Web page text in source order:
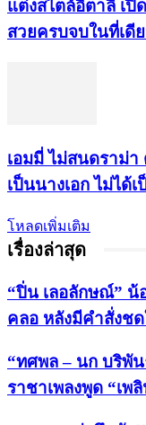
แต่งสไตล์อิตาลี เปิ
สวยครบจบในที่เดี
เอมมี่ ไม่สนดราม่
เป็นนางเอก ไม่ได้
โหลดเพิ่มเติม
เรื่องล่าสุด
“ปิ่น เลอลักษณ์”
คลอ หลังมีคำสั่งช
“ทศพล – นก บริพัน
ราชาเพลงพูด “เ